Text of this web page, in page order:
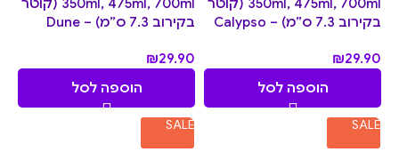
350ml, 475ml, 700ml (קוטר
בקירוב 7.3 ס”מ) – Calypso
₪29.90
הוספה לסל
350ml, 475ml, 700ml (קוטר
בקירוב 7.3 ס”מ) – Dune
₪29.90
הוספה לסל
SALE
SALE